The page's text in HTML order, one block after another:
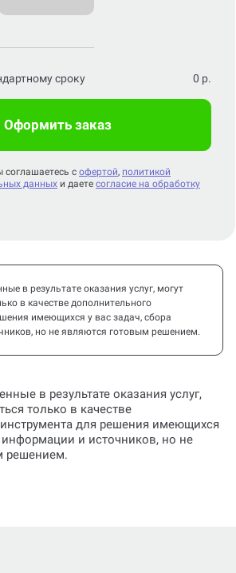
сроку 0 р.
Оформить заказ
с офертой, политикой
данных и даете согласие на обработку
в результате оказания услуг, могут
в качестве дополнительного
имеющихся у вас задач, сбора
но не являются готовым решением.
в результате оказания услуг,
только в качестве
для решения имеющихся
информации и источников, но не
решением.